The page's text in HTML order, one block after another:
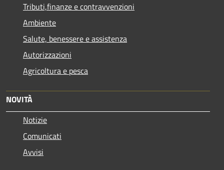
Tributi,finanze e contravvenzioni
Ambiente
Salute, benessere e assistenza
Autorizzazioni
Agricoltura e pesca
NOVITÀ
Notizie
Comunicati
Avvisi